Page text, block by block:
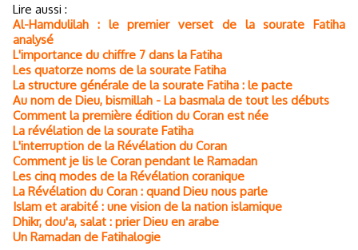
Lire aussi :
Al-Hamdulilah : le premier verset de la sourate Fatiha
analysé
L'importance du chiffre 7 dans la Fatiha
Les quatorze noms de la sourate Fatiha
La structure générale de la sourate Fatiha : le pacte
Au nom de Dieu, bismillah - La basmala de tout les débuts
Comment la première édition du Coran est née
La révélation de la sourate Fatiha
L'interruption de la Révélation du Coran
Comment je lis le Coran pendant le Ramadan
Les cinq modes de la Révélation coranique
La Révélation du Coran : quand Dieu nous parle
Islam et arabité : une vision de la nation islamique
Dhikr, dou'a, salat : prier Dieu en arabe
Un Ramadan de Fatihalogie